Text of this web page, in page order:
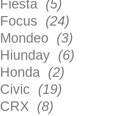
Fiesta (5)
Focus (24)
Mondeo (3)
Hiunday (6)
Honda (2)
Civic (19)
CRX (8)